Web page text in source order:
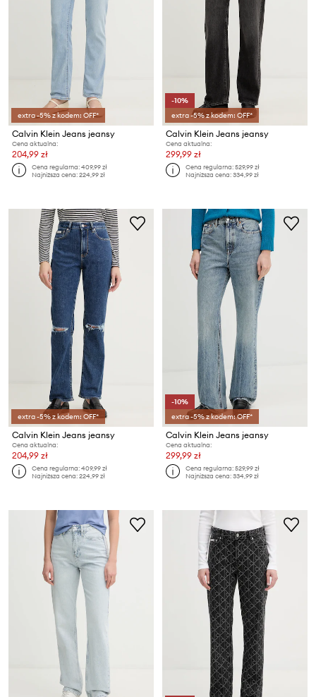
extra -5% z kodem: OFF*
Calvin Klein Jeans jeansy
Cena aktualna:
204,99 zł
Cena regularna:409,99 zł
Najniższa cena:224,99 zł
-10%
extra -5% z kodem: OFF*
Calvin Klein Jeans jeansy
Cena aktualna:
299,99 zł
Cena regularna:529,99 zł
Najniższa cena:334,99 zł
extra -5% z kodem: OFF*
Calvin Klein Jeans jeansy
Cena aktualna:
204,99 zł
Cena regularna:409,99 zł
Najniższa cena:224,99 zł
-10%
extra -5% z kodem: OFF*
Calvin Klein Jeans jeansy
Cena aktualna:
299,99 zł
Cena regularna:529,99 zł
Najniższa cena:334,99 zł